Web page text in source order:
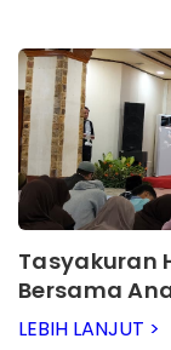
Tasyakuran
Bersama
LEBIH LANJUT >